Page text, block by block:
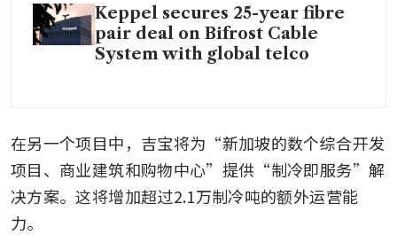
Keppel secures 25-year fibre
pair deal on Bifrost Cable
System with global telco
在另一个项目中，吉宝将为“新加坡的数个综合开发
项目、商业建筑和购物中心”提供“制冷即服务”解
决方案。这将增加超过2.1万制冷吨的额外运营能
力。